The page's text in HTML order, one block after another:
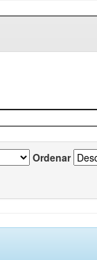
Ordenar